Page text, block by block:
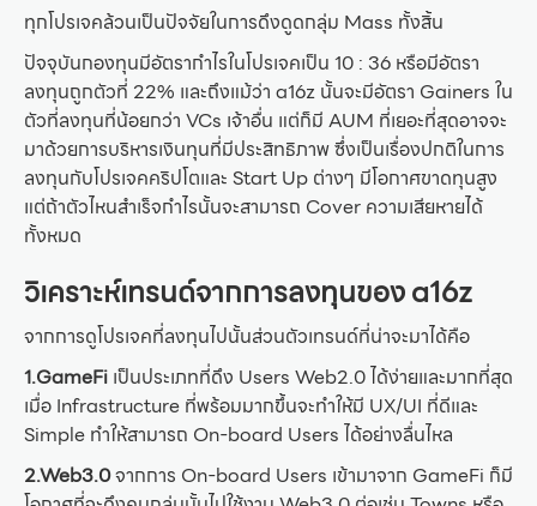
ทุกโปรเจคล้วนเป็นปัจจัยในการดึงดูดกลุ่ม Mass ทั้งสิ้น
ปัจจุบันกองทุนมีอัตรากำไรในโปรเจคเป็น 10 : 36 หรือมีอัตรา
ลงทุนถูกตัวที่ 22% และถึงแม้ว่า a16z นั้นจะมีอัตรา Gainers ใน
ตัวที่ลงทุนที่น้อยกว่า VCs เจ้าอื่น แต่ก็มี AUM ที่เยอะที่สุดอาจจะ
มาด้วยการบริหารเงินทุนที่มีประสิทธิภาพ ซึ่งเป็นเรื่องปกติในการ
ลงทุนกับโปรเจคคริปโตและ Start Up ต่างๆ มีโอกาศขาดทุนสูง
แต่ถ้าตัวไหนสำเร็จกำไรนั้นจะสามารถ Cover ความเสียหายได้
ทั้งหมด
วิเคราะห์เทรนด์จากการลงทุนของ a16z
จากการดูโปรเจคที่ลงทุนไปนั้นส่วนตัวเทรนด์ที่น่าจะมาได้คือ
1.GameFi เป็นประเภทที่ดึง Users Web2.0 ได้ง่ายและมากที่สุด
เมื่อ Infrastructure ที่พร้อมมากขึ้นจะทำให้มี UX/UI ที่ดีและ
Simple ทำให้สามารถ On-board Users ได้อย่างลื่นไหล
2.Web3.0จากการ On-board Users เข้ามาจาก GameFi ก็มี